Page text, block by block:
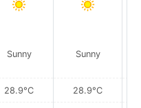
Sunny
28.9°C
Sunny
28.9°C